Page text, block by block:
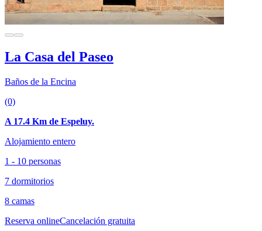
La Casa del Paseo
Baños de la Encina
(0)
A 17.4 Km de Espeluy.
Alojamiento entero
1 - 10 personas
7 dormitorios
8 camas
Reserva onlineCancelación gratuita